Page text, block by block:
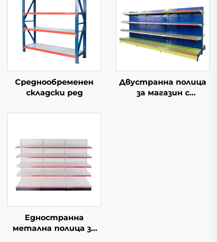
Среднообременен
складски ред
Двустранна полица
за магазин с
Едностранна
метална полица за